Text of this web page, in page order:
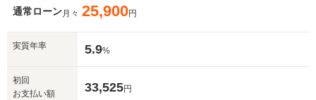
通常ローン月々 25,900円
実質年率 5.9%
初回
お支払い額
33,525円